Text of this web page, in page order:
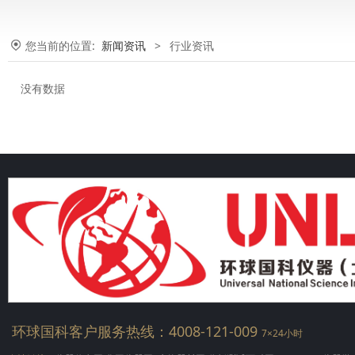
您当前的位置: 新闻资讯 > 行业资讯
没有数据
环球国科客户服务热线：4008-121-009 7×24小时